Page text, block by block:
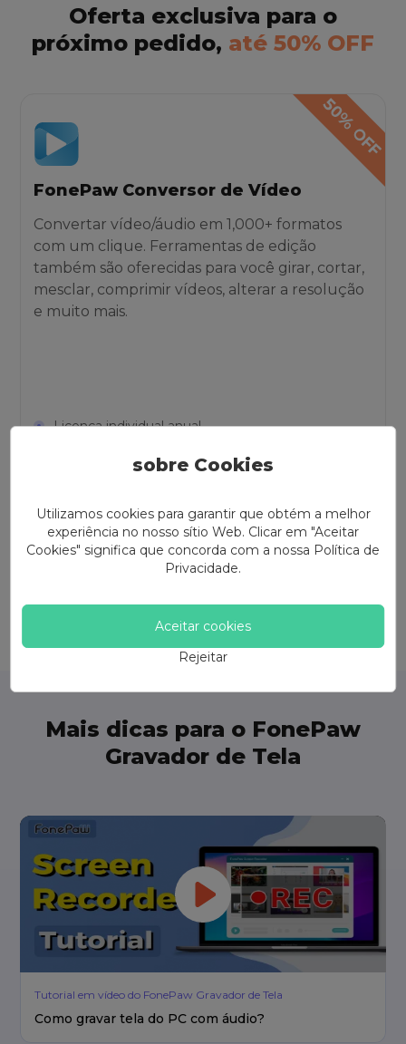
Oferta exclusiva para o
próximo pedido, até 50% OFF
FonePaw Conversor de Vídeo
Convertar vídeo/áudio em 1,000+ formatos
com um clique. Ferramentas de edição
também são oferecidas para você girar, cortar,
mesclar, comprimir vídeos, alterar a resolução
e muito mais.
Licença individual anual
(Excluindo impostos)
Compre agora
Mais dicas para o FonePaw
Gravador de Tela
Tutorial em vídeo do FonePaw Gravador de Tela
Como gravar tela do PC com áudio?
sobre Cookies
Utilizamos cookies para garantir que obtém a melhor
experiência no nosso sítio Web. Clicar em "Aceitar
Cookies" significa que concorda com a nossa Política de
Privacidade.
Aceitar cookies
Rejeitar